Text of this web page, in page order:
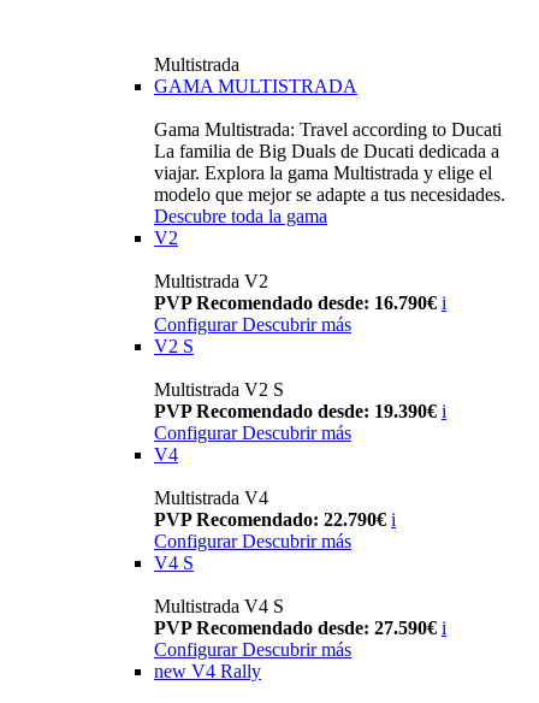
Multistrada
GAMA MULTISTRADA
Gama Multistrada: Travel according to Ducati
La familia de Big Duals de Ducati dedicada a
viajar. Explora la gama Multistrada y elige el
modelo que mejor se adapte a tus necesidades.
Descubre toda la gama
V2
Multistrada V2
PVP Recomendado desde: 16.790€ i
Configurar Descubrir más
V2 S
Multistrada V2 S
PVP Recomendado desde: 19.390€ i
Configurar Descubrir más
V4
Multistrada V4
PVP Recomendado: 22.790€ i
Configurar Descubrir más
V4 S
Multistrada V4 S
PVP Recomendado desde: 27.590€ i
Configurar Descubrir más
new V4 Rally